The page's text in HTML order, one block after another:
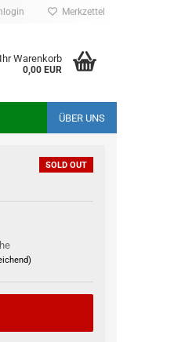
Merkzettel
Ihr Warenkorb
0,00 EUR
ÜBER UNS
SOLD OUT